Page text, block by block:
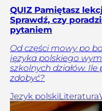
QUIZ Pamiętasz
Sprawdź, czy
pytaniem
Od części mowy po
języka polskiego
szkolnych działów.
zdobyć?
Język polskiLiteratura